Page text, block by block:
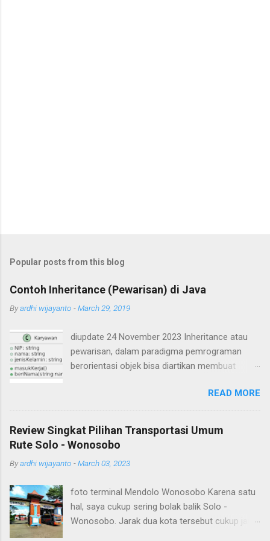
Popular posts from this blog
Contoh Inheritance (Pewarisan) di Java
Byardhi wijayanto -March 29, 2019
diupdate 24 November 2023 Inheritance atau
pewarisan, dalam paradigma pemrograman
berorientasi objek bisa diartikan membuat
Ada class yang ditiru (class induk / parent /
superclass) dan ada class hasil tiruan / hasil
turunan (class child / subclass). Subclass akan
mewarisi atribut dan method-method yang ada
pewarisan dalam OOP misalnya sebagai berikut.
nama, dan jenis kelamin serta dua buah method
yaitu masukKerja() dan beriNama(String nama).
Apabila digambarkan dalam class diagram
READ MORE
Review Singkat Pilihan Transportasi Umum
Rute Solo - Wonosobo
Byardhi wijayanto -March 03, 2023
foto terminal Mendolo Wonosobo Karena satu
hal, saya cukup sering bolak balik Solo -
Wonosobo. Jarak dua kota tersebut cukup jauh,